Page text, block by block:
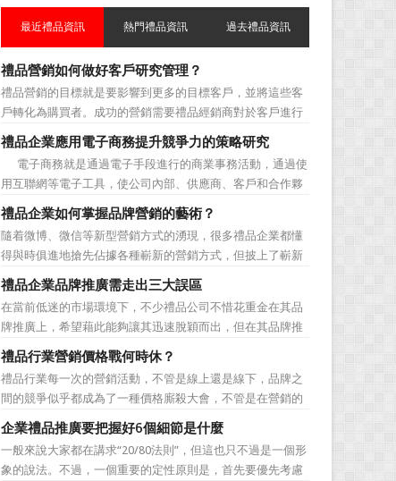
最近禮品資訊 熱門禮品資訊 過去禮品資訊
禮品營銷如何做好客戶研究管理？
禮品營銷的目標就是要影響到更多的目標客戶，並將這些客
戶轉化為購買者。成功的營銷需要禮品經銷商對於客戶進行
相應的分類，了解不同類型客戶的貢獻度，從而有的放矢的
制定相應的營銷對策，而這需要對於客戶研究方面更多地投
入，這不僅是銷售環節的事，也需要營銷管理策略的整體支
持。具體來說，有以下...
禮品企業應用電子商務提升競爭力的策略研究
電子商務就是通過電子手段進行的商業事務活動，通過使
用互聯網等電子工具，使公司內部、供應商、客戶和合作夥
伴之間，利用電子業務共享信息，實現企業間業務流程的電
子化，配合企業內部的電子化生產管理系統，提高企業的生
產、庫存、流通和資金等各個環節的效率。它具有結構性、
動態性、社...
禮品企業如何掌握品牌營銷的藝術？
隨着微博、微信等新型營銷方式的湧現，很多禮品企業都懂
得與時俱進地搶先佔據各種嶄新的營銷方式，但披上了嶄新
的營銷軀殼，卻沒有掌握營銷的靈魂。要知道，營銷真正的
價值不是將品牌鋪設到消費者眼前，而是將品牌印到消費者
心裡 與消費者的心理距離的拉近，並不是一朝一夕的事
情，需要做好持...
禮品企業品牌推廣需走出三大誤區
在當前低迷的市場環境下，不少禮品公司不惜花重金在其品
牌推廣上，希望藉此能夠讓其迅速脫穎而出，但在其品牌推
廣的營銷管理思路上，也有許多禮品企業走入了幾大誤區而
無法自拔，這其中，最為常見的誤區有： 誤區一：不清
楚品牌到底在表達什麼 很多禮品企業在推廣品牌之前，
不知道到...
禮品行業營銷價格戰何時休？
禮品行業每一次的營銷活動，不管是線上還是線下，品牌之
間的競爭似乎都成為了一種價格廝殺大會，不管是在營銷的
主題推廣之中、產品的介紹之中還是旗艦店的推廣之中，“年
度最低”、“全網最低”等字眼標牌出處皆是。禮品公司都將消
費者的目光鎖定在了價格之上。禮品行業的營銷價格戰究竟
何時可以休止？...
企業禮品推廣要把握好6個細節是什麼
一般來說大家都在講求“20/80法則”，但這也只不過是一個形
象的說法。不過，一個重要的定性原則是，首先要優先考慮